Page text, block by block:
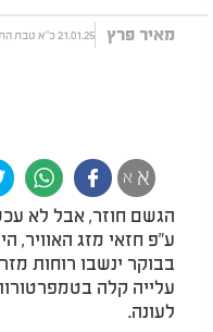
מאיר פרץ 21.01.25 כ"א טבת התשפ"ה
א א
הגשם חוזר, אבל לא
ע"פ חזאי מזג האוויר,
בבוקר ינשבו רוחות
עלייה קלה
לעונה.